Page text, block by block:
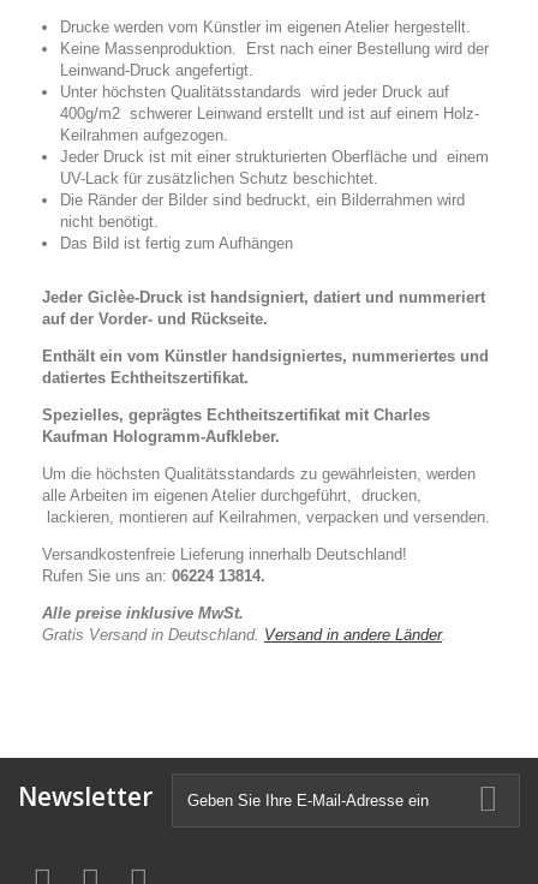
Drucke werden vom Künstler im eigenen Atelier hergestellt.
Keine Massenproduktion. Erst nach einer Bestellung wird der
Leinwand-Druck angefertigt.
Unter höchsten Qualitätsstandards wird jeder Druck auf
400g/m2 schwerer Leinwand erstellt und ist auf einem Holz-
Keilrahmen aufgezogen.
Jeder Druck ist mit einer strukturierten Oberfläche und einem
UV-Lack für zusätzlichen Schutz beschichtet.
Die Ränder der Bilder sind bedruckt, ein Bilderrahmen wird
nicht benötigt.
Das Bild ist fertig zum Aufhängen
Jeder Giclèe-Druck ist handsigniert, datiert und nummeriert
auf der Vorder- und Rückseite.
Enthält ein vom Künstler handsigniertes, nummeriertes und
datiertes Echtheitszertifikat.
Spezielles, geprägtes Echtheitszertifikat mit Charles
Kaufman Hologramm-Aufkleber.
Um die höchsten Qualitätsstandards zu gewährleisten, werden
alle Arbeiten im eigenen Atelier durchgeführt, drucken,
lackieren, montieren auf Keilrahmen, verpacken und versenden.
Versandkostenfreie Lieferung innerhalb Deutschland!
Rufen Sie uns an: 06224 13814.
Alle preise inklusive MwSt.
Gratis Versand in Deutschland. Versand in andere Länder.
Newsletter